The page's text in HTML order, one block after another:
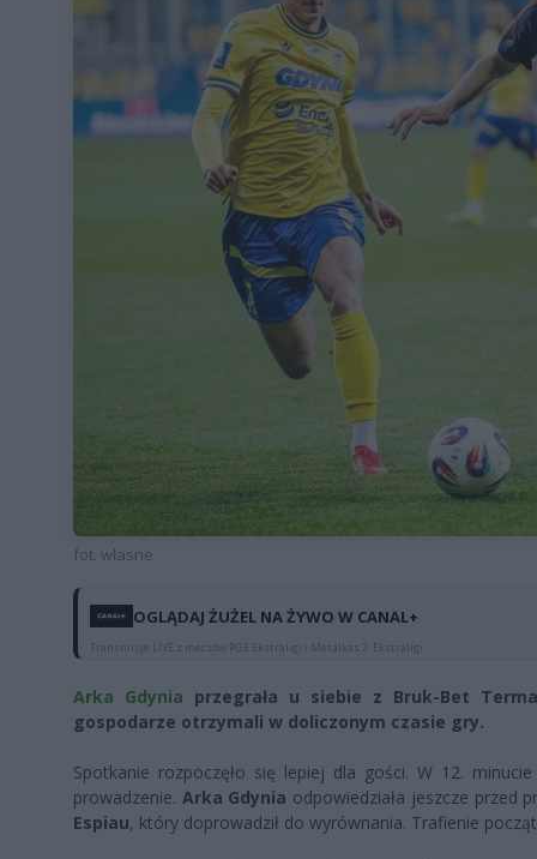
fot. własne
OGLĄDAJ ŻUŻEL NA ŻYWO W CANAL+
Transmisje LIVE z meczów PGE Ekstraligi i Metalkas 2. Ekstraligi
Arka Gdynia przegrała u siebie z Bruk-Bet
gospodarze otrzymali w doliczonym czasie gry.
Spotkanie rozpoczęło się lepiej dla gości. W 12. minucie
prowadzenie. Arka Gdynia odpowiedziała jeszcze przed
Espiau, który doprowadził do wyrównania. Trafienie